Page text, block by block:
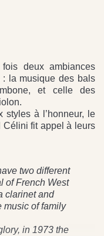
deux ambiances
la musique des bals
et celle des
styles à l’honneur, le
Célini fit appel à leurs
two different
of French West
clarinet and
music of family
in 1973 the